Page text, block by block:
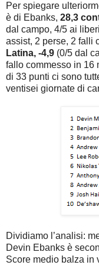
Per spiegare
è di Ebanks, 28,3
dal campo, 4/5 ai
assist, 2 perse, 2 falli
Latina, -4,9 (0/5 dal
fallo commesso in 16
di 33 punti ci sono
ventisei giornate di
Dividiamo l’analisi:
Devin Ebanks è
Score medio balza in